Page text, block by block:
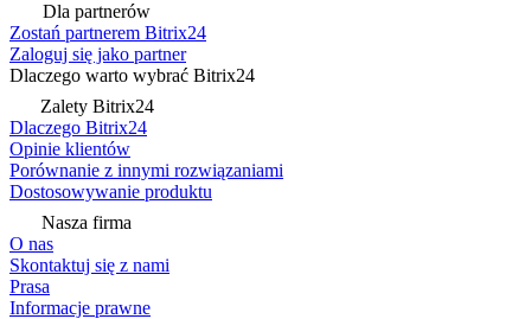
Dla partnerów
Zostań partnerem Bitrix24
Zaloguj się jako partner
Dlaczego warto wybrać Bitrix24
Zalety Bitrix24
Dlaczego Bitrix24
Opinie klientów
Porównanie z innymi rozwiązaniami
Dostosowywanie produktu
Nasza firma
O nas
Skontaktuj się z nami
Prasa
Informacje prawne